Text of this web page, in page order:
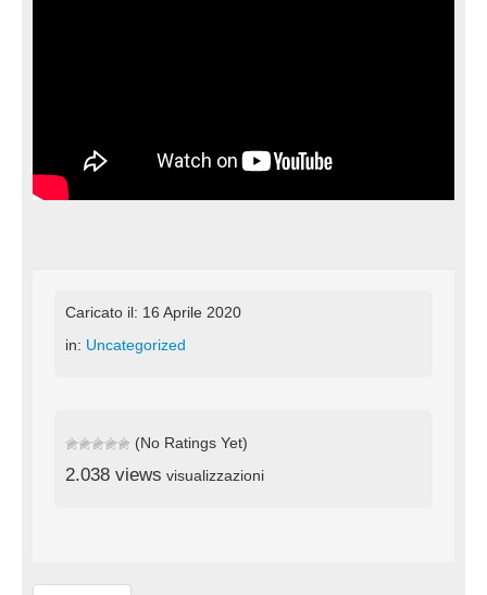
Caricato il: 16 Aprile 2020
in: Uncategorized
(No Ratings Yet)
2.038 views visualizzazioni